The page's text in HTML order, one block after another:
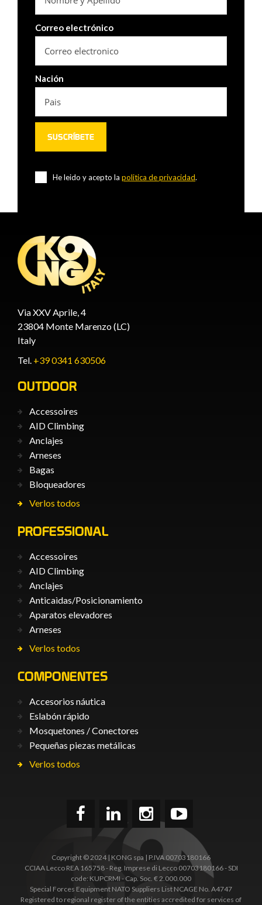
Correo electrónico
Nación
He leido y acepto la politica de privacidad.
Via XXV Aprile, 4
23804 Monte Marenzo (LC)
Italy
Tel. +39 0341 630506
OUTDOOR
Accessoires
AID Climbing
Anclajes
Arneses
Bagas
Bloqueadores
Verlos todos
PROFESSIONAL
Accessoires
AID Climbing
Anclajes
Anticaìdas/Posicionamiento
Aparatos elevadores
Arneses
Verlos todos
COMPONENTES
Accesorios náutica
Eslabón rápido
Mosquetones / Conectores
Pequeñas piezas metálicas
Verlos todos
Copyright © 2024 | KONG spa | P.IVA 00703180166
CCIAA Lecco REA 165758 - Reg. Imprese di Lecco 00703180166 - SDI
code: KUPCRMI - Cap. Soc. € 2.000.000
Special Forces Equipment NATO Suppliers List NCAGE No. A4747
Registered to regional register of the entities accredited for services of